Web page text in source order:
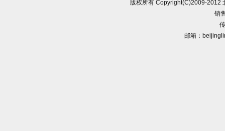
版权所有 Copyright(C)2009-2012
销
邮箱：